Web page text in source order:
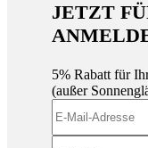
JETZT
5% Rabatt für
(außer